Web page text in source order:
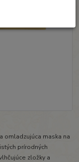
omladzujúca maska na
prírodných
zložky a